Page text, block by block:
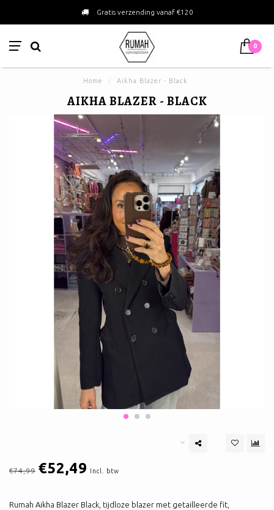
Gratis verzending vanaf €120
0
Home Aikha Blazer - Black
AIKHA BLAZER - BLACK
€74,99 €52,49 Incl. btw
Rumah Aikha Blazer Black, tijdloze blazer met getailleerde fit,